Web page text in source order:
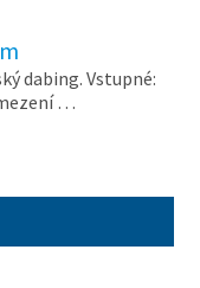
dabing. Vstupné:
…